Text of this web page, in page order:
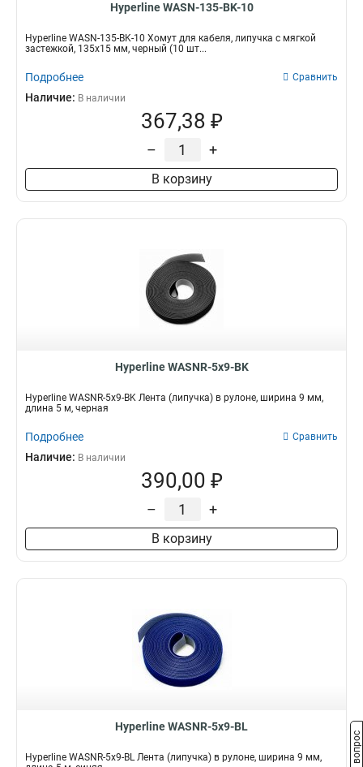
Hyperline WASN-135-BK-10
Hyperline WASN-135-BK-10 Хомут для кабеля, липучка с мягкой
застежкой, 135x15 мм, черный (10 шт...
Подробнее Сравнить
Наличие: В наличии
367,38 ₽
– +
В корзину
Hyperline WASNR-5x9-BK
Hyperline WASNR-5x9-BK Лента (липучка) в рулоне, ширина 9 мм,
длина 5 м, черная
Подробнее Сравнить
Наличие: В наличии
390,00 ₽
– +
В корзину
Hyperline WASNR-5x9-BL
Hyperline WASNR-5x9-BL Лента (липучка) в рулоне, ширина 9 мм,